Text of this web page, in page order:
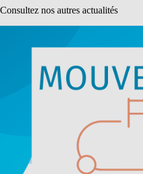
Consultez nos autres actualités